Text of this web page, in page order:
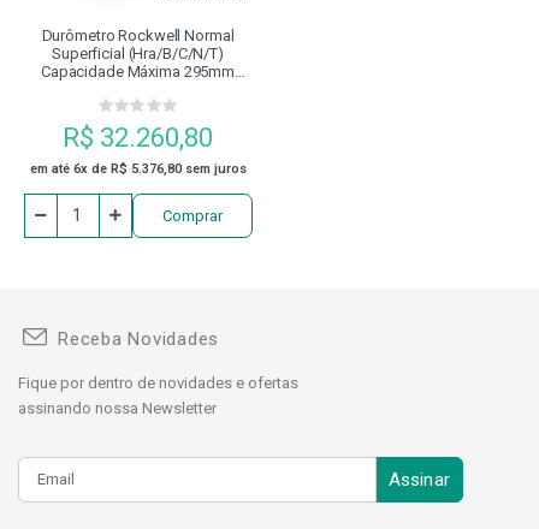
Durômetro Rockwell Normal
Superficial (hra/b/c/n/t)
Capacidade Máxima 295mm
R$ 32.260,80
em até 6x de R$ 5.376,80 sem juros
Comprar
Receba Novidades
Fique por dentro de novidades e ofertas
assinando nossa Newsletter
Assinar